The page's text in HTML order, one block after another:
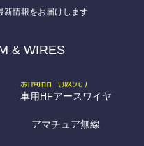
新情報をお届けします
& WIRES
車用HFアースワイヤ
アマチュア無線